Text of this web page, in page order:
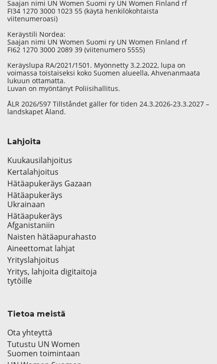
Saajan nimi UN Women Suomi ry UN Women Finland rf
FI34 1270 3000 1023 55 (käytä henkilökohtaista
viitenumeroasi)
Keräystili Nordea:
Saajan nimi UN Women Suomi ry UN Women Finland rf
FI62 1270 3000 2089 39 (viitenumero 5555)
Keräyslupa RA/2021/1501. Myönnetty 3.2.2022, lupa on
voimassa toistaiseksi koko Suomen alueella, Ahvenanmaata
lukuun ottamatta.
Luvan on myöntänyt Poliisihallitus.
ÅLR 2026/597 Tillståndet gäller för tiden 24.3.2026-23.3.2027 –
landskapet Åland.
Lahjoita
Kuukausilahjoitus
Kertalahjoitus
Hätäapukeräys Gazaan
Hätäapukeräys
Ukrainaan
Hätäapukeräys
Afganistaniin
Naisten hätäapurahasto
Aineettomat lahjat
Yrityslahjoitus
Yritys, lahjoita digitaitoja
tytöille
Tietoa meistä
Ota yhteyttä
Tutustu UN Women
Suomen toimintaan